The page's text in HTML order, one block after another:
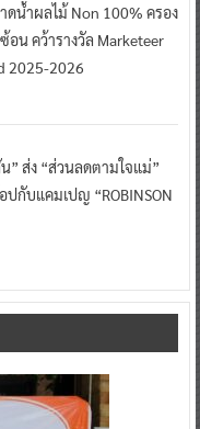
ดน้ำผลไม้ Non 100% ครอง
อน คว้ารางวัล Marketeer
2025-2026
” ส่ง “ส่วนลดตามใจแม่”
กับแคมเปญ “ROBINSON